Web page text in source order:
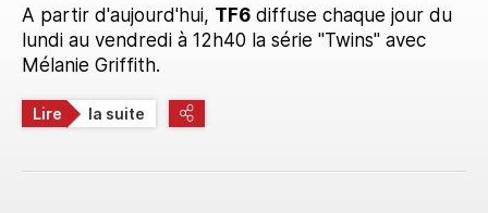
A partir d'aujourd'hui, TF6 diffuse chaque jour du
lundi au vendredi à 12h40 la série "Twins" avec
Mélanie Griffith.
Lire la suite